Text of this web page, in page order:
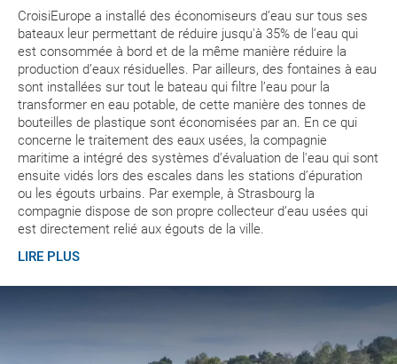
CroisiEurope a installé des économiseurs d’eau sur tous ses
bateaux leur permettant de réduire jusqu'à 35% de l’eau qui
est consommée à bord et de la même manière réduire la
production d’eaux résiduelles. Par ailleurs, des fontaines à eau
sont installées sur tout le bateau qui filtre l’eau pour la
transformer en eau potable, de cette manière des tonnes de
bouteilles de plastique sont économisées par an. En ce qui
concerne le traitement des eaux usées, la compagnie
maritime a intégré des systèmes d’évaluation de l'eau qui sont
ensuite vidés lors des escales dans les stations d’épuration
ou les égouts urbains. Par exemple, à Strasbourg la
compagnie dispose de son propre collecteur d’eau usées qui
est directement relié aux égouts de la ville.
LIRE PLUS